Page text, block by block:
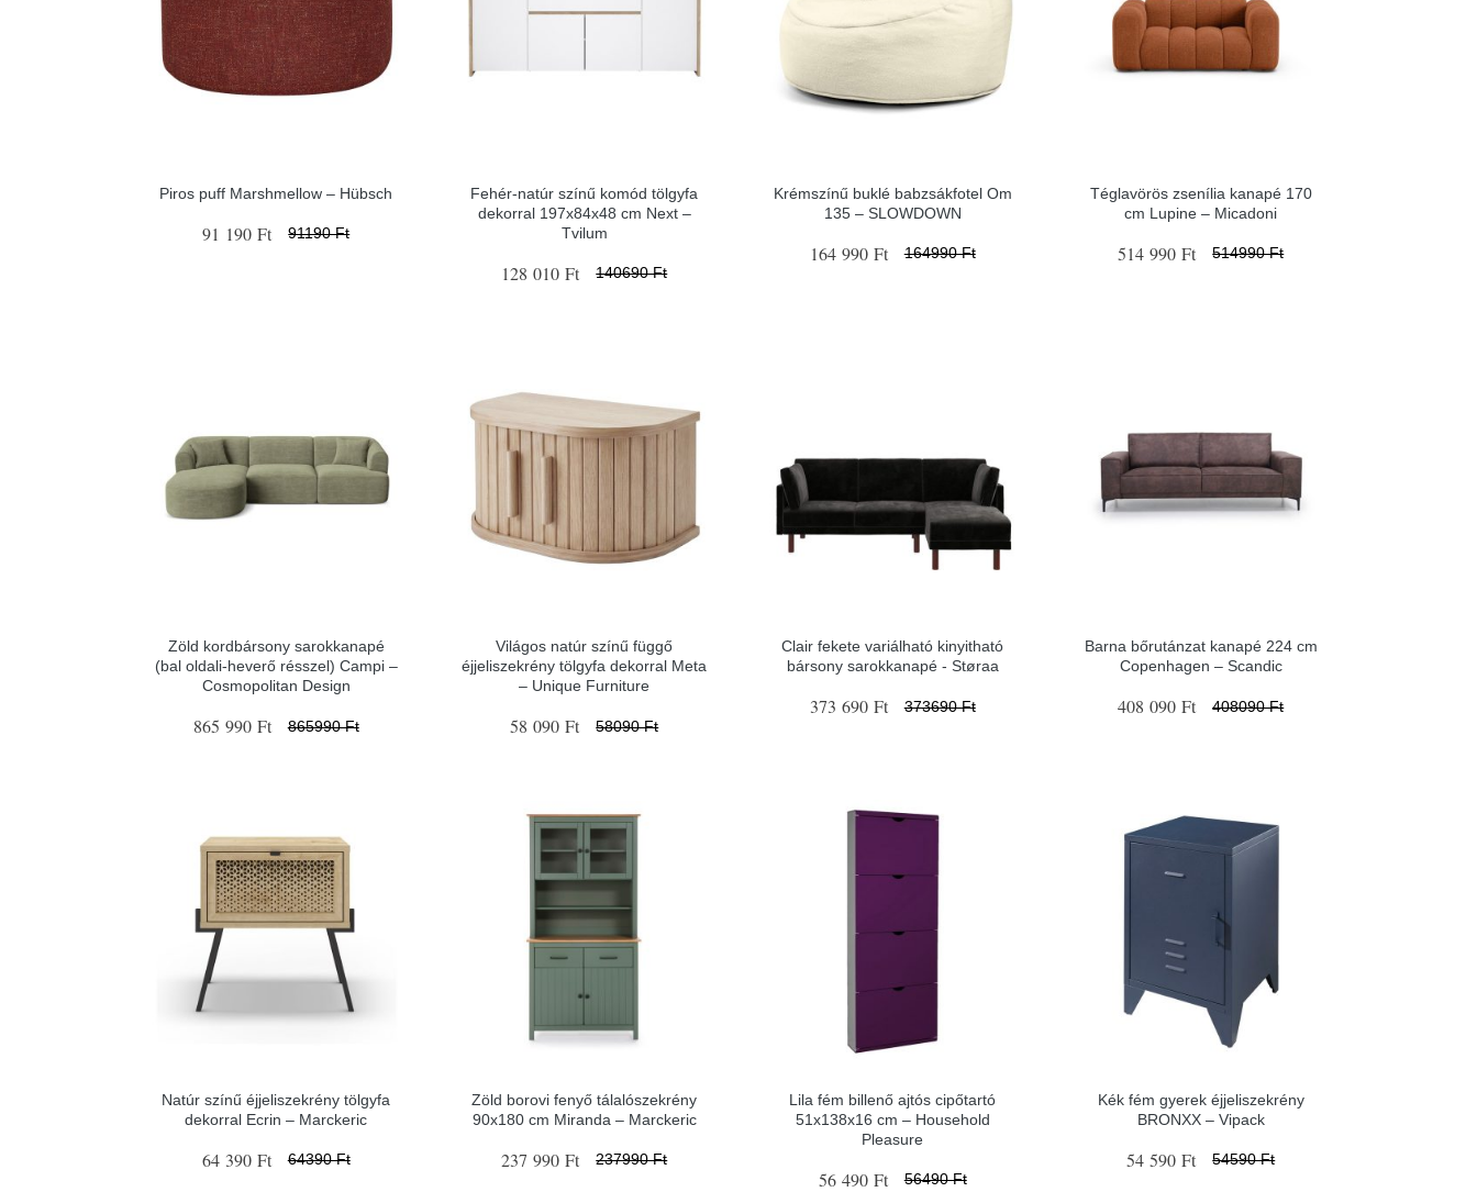
Piros puff Marshmellow – Hübsch
91 190 Ft 91190 Ft
Fehér-natúr színű komód tölgyfa
dekorral 197x84x48 cm Next –
Tvilum
128 010 Ft 140690 Ft
Krémszínű buklé babzsákfotel Om
135 – SLOWDOWN
164 990 Ft 164990 Ft
Téglavörös zsenília kanapé 170
cm Lupine – Micadoni
514 990 Ft 514990 Ft
Zöld kordbársony sarokkanapé
(bal oldali-heverő résszel) Campi –
Cosmopolitan Design
865 990 Ft 865990 Ft
Világos natúr színű függő
éjjeliszekrény tölgyfa dekorral Meta
– Unique Furniture
58 090 Ft 58090 Ft
Clair fekete variálható kinyitható
bársony sarokkanapé - Støraa
373 690 Ft 373690 Ft
Barna bőrutánzat kanapé 224 cm
Copenhagen – Scandic
408 090 Ft 408090 Ft
Natúr színű éjjeliszekrény tölgyfa
dekorral Ecrin – Marckeric
64 390 Ft 64390 Ft
Zöld borovi fenyő tálalószekrény
90x180 cm Miranda – Marckeric
237 990 Ft 237990 Ft
Lila fém billenő ajtós cipőtartó
51x138x16 cm – Household
Pleasure
56 490 Ft 56490 Ft
Kék fém gyerek éjjeliszekrény
BRONXX – Vipack
54 590 Ft 54590 Ft